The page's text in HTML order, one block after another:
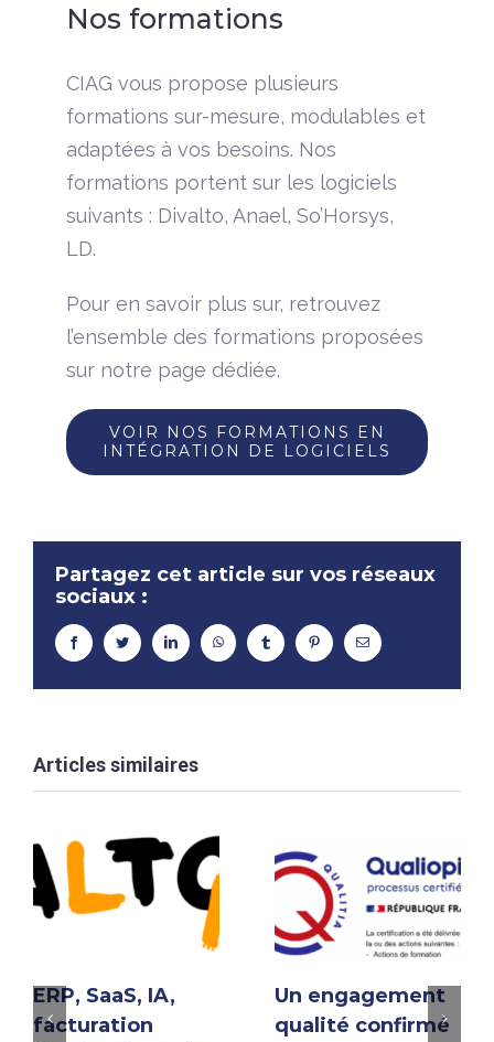
Nos formations
CIAG vous propose plusieurs
formations sur-mesure, modulables et
adaptées à vos besoins. Nos
formations portent sur les logiciels
suivants : Divalto, Anael, So’Horsys,
LD.
Pour en savoir plus sur, retrouvez
l’ensemble des formations proposées
sur notre page dédiée.
VOIR NOS FORMATIONS EN
INTÉGRATION DE LOGICIELS
Partagez cet article sur vos réseaux
sociaux :
facebooktwitter linkedin whatsapp tumblr pinterest Email
Articles similaires
ERP, SaaS, IA,
facturation
Un engagement
qualité confirmé